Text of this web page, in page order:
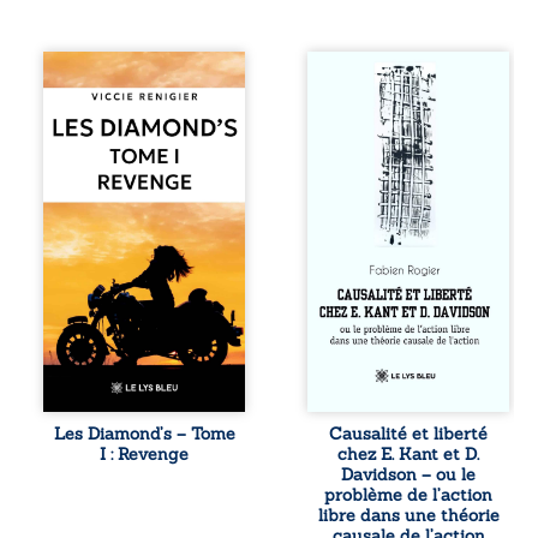
Revenge est à la
tête des
Diamond’s, un clan
de motards aussi
réputé et respecté
que redouté dans
tout le pays. Rien
ne la prédestinait
à cette vie, mais
les épreuves ont
forgé une femme
dure, inaccessible
et résolue à ne
jamais dévoiler
ses faiblesses,
jusqu’à ce que le
croise sa route.
Chef d’une famille
de Nomads, Juan
Les Diamond’s – Tome
I : Revenge
Sommes-nous
vraiment libres si
chacun de nos
actes s’inscrit
dans une chaîne
de causes ? À
travers une
confrontation
entre les pensées
d’Emmanuel Kant
et de Donald
Davidson, cet
essai explore les
liens entre libre
déterminisme
responsabilité. De
la volonté
kantienne au
monisme anomal
de Davidson, il
interroge la
Causalité et liberté
chez E. Kant et D.
Davidson – ou le
problème de l’action
libre dans une théorie